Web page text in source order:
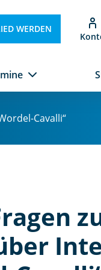
WERDEN
Cavalli“